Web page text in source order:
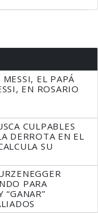
EL PAPÁ
EN ROSARIO
CULPABLES
DERROTA EN EL
SU
PARA
“GANAR”